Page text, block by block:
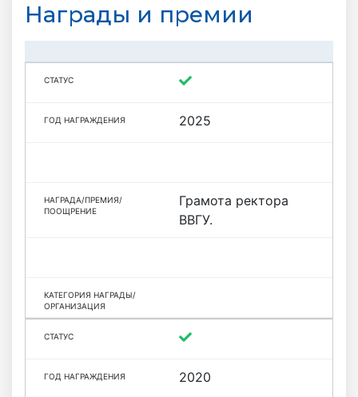
Награды и премии
2025
Грамота ректора
ВВГУ.
2020